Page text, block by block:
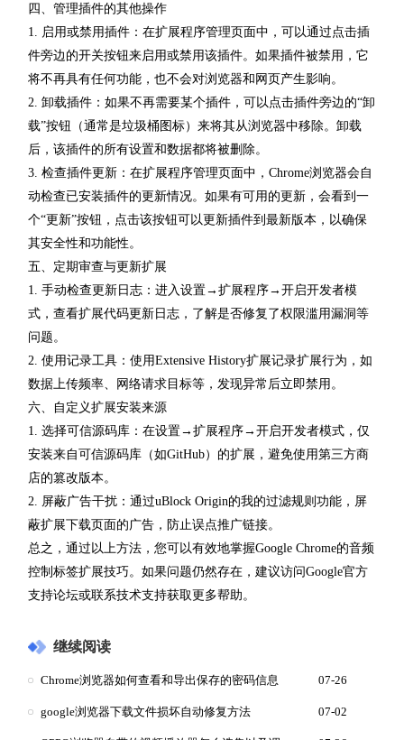
四、管理插件的其他操作
1. 启用或禁用插件：在扩展程序管理页面中，可以通过点击插
件旁边的开关按钮来启用或禁用该插件。如果插件被禁用，它
将不再具有任何功能，也不会对浏览器和网页产生影响。
2. 卸载插件：如果不再需要某个插件，可以点击插件旁边的“卸
载”按钮（通常是垃圾桶图标）来将其从浏览器中移除。卸载
后，该插件的所有设置和数据都将被删除。
3. 检查插件更新：在扩展程序管理页面中，Chrome浏览器会自
动检查已安装插件的更新情况。如果有可用的更新，会看到一
个“更新”按钮，点击该按钮可以更新插件到最新版本，以确保
其安全性和功能性。
五、定期审查与更新扩展
1. 手动检查更新日志：进入设置→扩展程序→开启开发者模
式，查看扩展代码更新日志，了解是否修复了权限滥用漏洞等
问题。
2. 使用记录工具：使用Extensive History扩展记录扩展行为，如
数据上传频率、网络请求目标等，发现异常后立即禁用。
六、自定义扩展安装来源
1. 选择可信源码库：在设置→扩展程序→开启开发者模式，仅
安装来自可信源码库（如GitHub）的扩展，避免使用第三方商
店的篡改版本。
2. 屏蔽广告干扰：通过uBlock Origin的我的过滤规则功能，屏
蔽扩展下载页面的广告，防止误点推广链接。
总之，通过以上方法，您可以有效地掌握Google Chrome的音频
控制标签扩展技巧。如果问题仍然存在，建议访问Google官方
支持论坛或联系技术支持获取更多帮助。
继续阅读
Chrome浏览器如何查看和导出保存的密码信息 07-26
google浏览器下载文件损坏自动修复方法 07-02